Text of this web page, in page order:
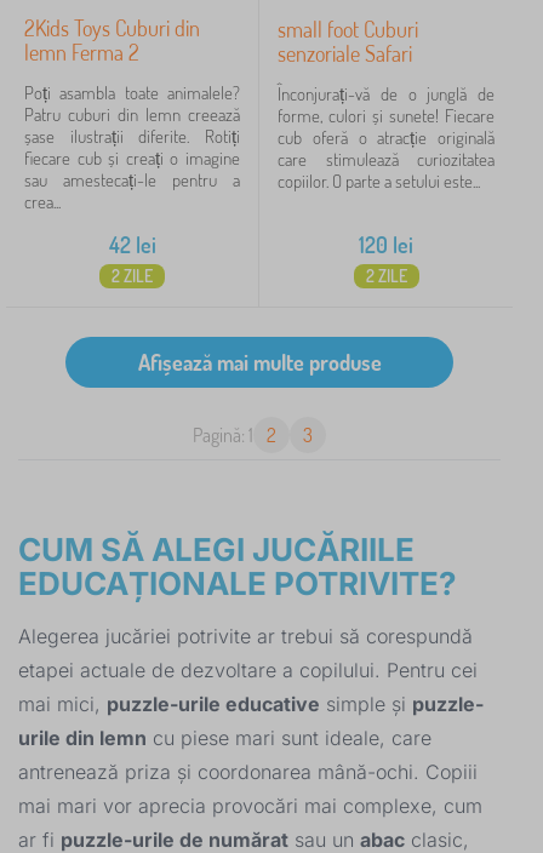
2Kids Toys Cuburi din
lemn Ferma 2
Poți asambla toate animalele?
Patru cuburi din lemn creează
șase ilustrații diferite. Rotiți
fiecare cub și creați o imagine
sau amestecați-le pentru a
crea...
42lei
2 ZILE
small foot Cuburi
senzoriale Safari
Înconjurați-vă de o junglă de
forme, culori și sunete! Fiecare
cub oferă o atracție originală
care stimulează curiozitatea
copiilor. O parte a setului este...
120 lei
2 ZILE
Pagină: 1 2 3
CUM SĂ ALEGI JUCĂRIILE
EDUCAȚIONALE POTRIVITE?
Alegerea jucăriei potrivite ar trebui să corespundă
etapei actuale de dezvoltare a copilului. Pentru cei
mai mici, puzzle-urile educative simple și puzzle-
urile din lemn cu piese mari sunt ideale, care
antrenează priza și coordonarea mână-ochi. Copiii
mai mari vor aprecia provocări mai complexe, cum
ar fi puzzle-urile de numărat sau un abac clasic,